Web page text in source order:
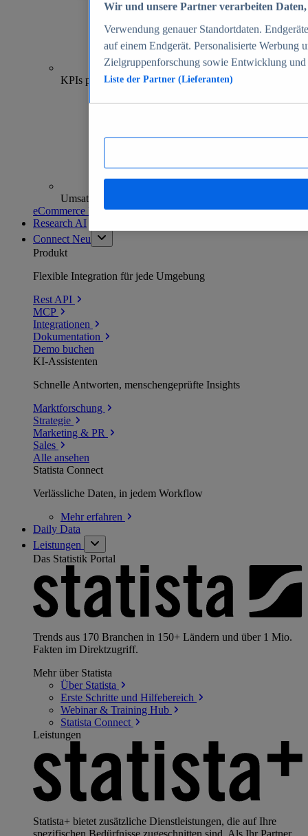
70+
KPIs pro Shop
Umsatzanalysen und -prognosen
eCommerce Insights entdecken
Research AI
Connect Neu
Produkt
Flexible Integration für jede Umgebung
Rest API
MCP
Integrationen
Dokumentation
Demo buchen
KI-Assistenten
Schnelle Antworten, menschengeprüfte Insights
Marktforschung
Strategie
Marketing & PR
Sales
Alle ansehen
Statista Connect
Verlässliche Daten, in jedem Workflow
Mehrerfahren
Daily Data
Leistungen
Das Statistik Portal
Trends aus 170 Branchen in 150+ Ländern und über 1 Mio.
Fakten im Direktzugriff.
Mehr über Statista
Über Statista
Erste Schritte und Hilfebereich
Webinar & Training Hub
Statista Connect
Leistungen
Statista+ bietet zusätzliche Dienstleistungen, die auf Ihre
spezifischen Bedürfnisse zugeschnitten sind. Als Ihr Partner
Wir und unsere Partner verarbeiten
Verwendung genauer Standortdaten.
auf einem Endgerät. Personalisierte Werbung
Zielgruppenforschung sowie Entwicklung
Liste der Partner (Lieferanten)